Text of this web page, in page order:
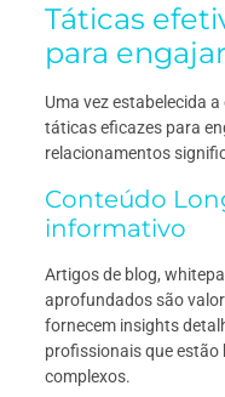
Táticas
para
Uma vez estabelecida
táticas eficazes para
relacionamentos
Conteúdo
informativo
Artigos de blog,
aprofundados são
fornecem insights
profissionais que
complexos.